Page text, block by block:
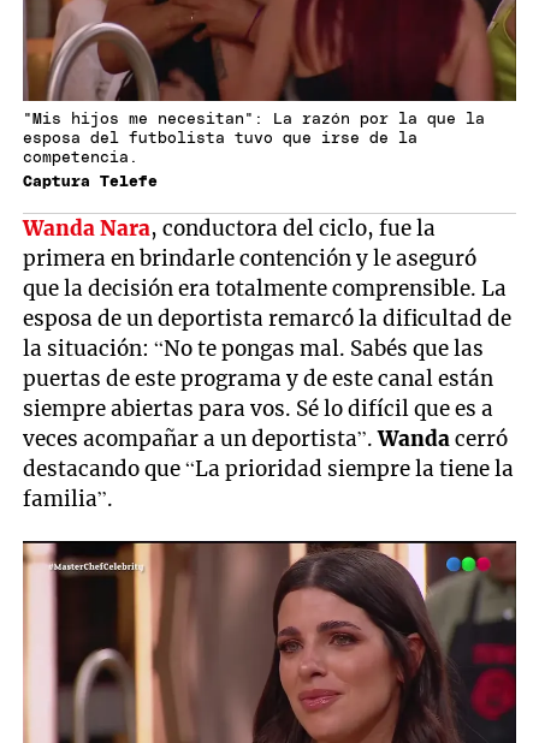
"Mis hijos me necesitan": La razón por la que la
esposa del futbolista tuvo que irse de la
competencia.
Captura Telefe
Wanda Nara, conductora del ciclo, fue la
primera en brindarle contención y le aseguró
que la decisión era totalmente comprensible. La
esposa de un deportista remarcó la dificultad de
la situación: “No te pongas mal. Sabés que las
puertas de este programa y de este canal están
siempre abiertas para vos. Sé lo difícil que es a
veces acompañar a un deportista”.Wandacerró
destacando que “La prioridad siempre la tiene la
familia”.